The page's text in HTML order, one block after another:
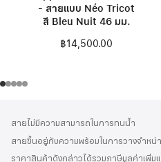
- สายแบบ Néo Tricot
สี Bleu Nuit 46 มม.
฿14,500.00
ส่วน
ท้าย
กระดาษ
เชิงอรรถ
สายไม่มีความสามารถในการทนน้ำ
สายขึ้นอยู่กับความพร้อมในการวางจำหน่
ราคาสินค้าดังกล่าวได้รวมภาษีมูลค่าเพิ่ม